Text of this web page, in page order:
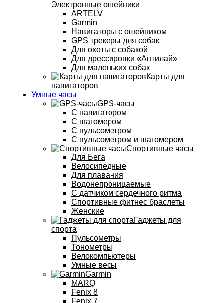
Электронные ошейники
ARTELV
Garmin
Навигаторы с ошейником
GPS трекеры для собак
Для охоты с собакой
Для дрессировки «Антилай»
Для маленьких собак
Карты для
навигаторов
Умные часы
GPS-часы
С навигатором
С шагомером
С пульсометром
С пульсометром и шагомером
Спортивные часы
Для Бега
Велосипедные
Для плавания
Водонепроницаемые
С датчиком сердечного ритма
Спортивные фитнес браслеты
Женские
Гаджеты для
спорта
Пульсометры
Тонометры
Велокомпьютеры
Умные весы
Garmin
MARQ
Fenix 8
Fenix 7